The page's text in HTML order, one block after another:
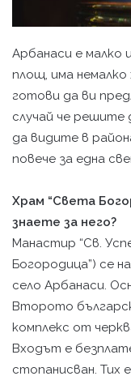
Арбанаси е малко
площ, има
готови да ви
случай че решите
да видите в
повече за една
Храм “Света
знаете за него?
Манастир “Св.
Богородица”) се
село Арбанаси.
Второто
комплекс от
Входът е
стопанисван. Тих